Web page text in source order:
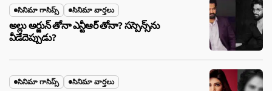
సినిమా గాసిప్స్ సినిమా వార్తలు
అల్లు అర్జున్ తోనా ఎన్టీఆర్ తోనా? సస్పెన్స్‌ను
వీడేదెప్పుడు?
సినిమా గాసిప్స్ సినిమా వార్తలు